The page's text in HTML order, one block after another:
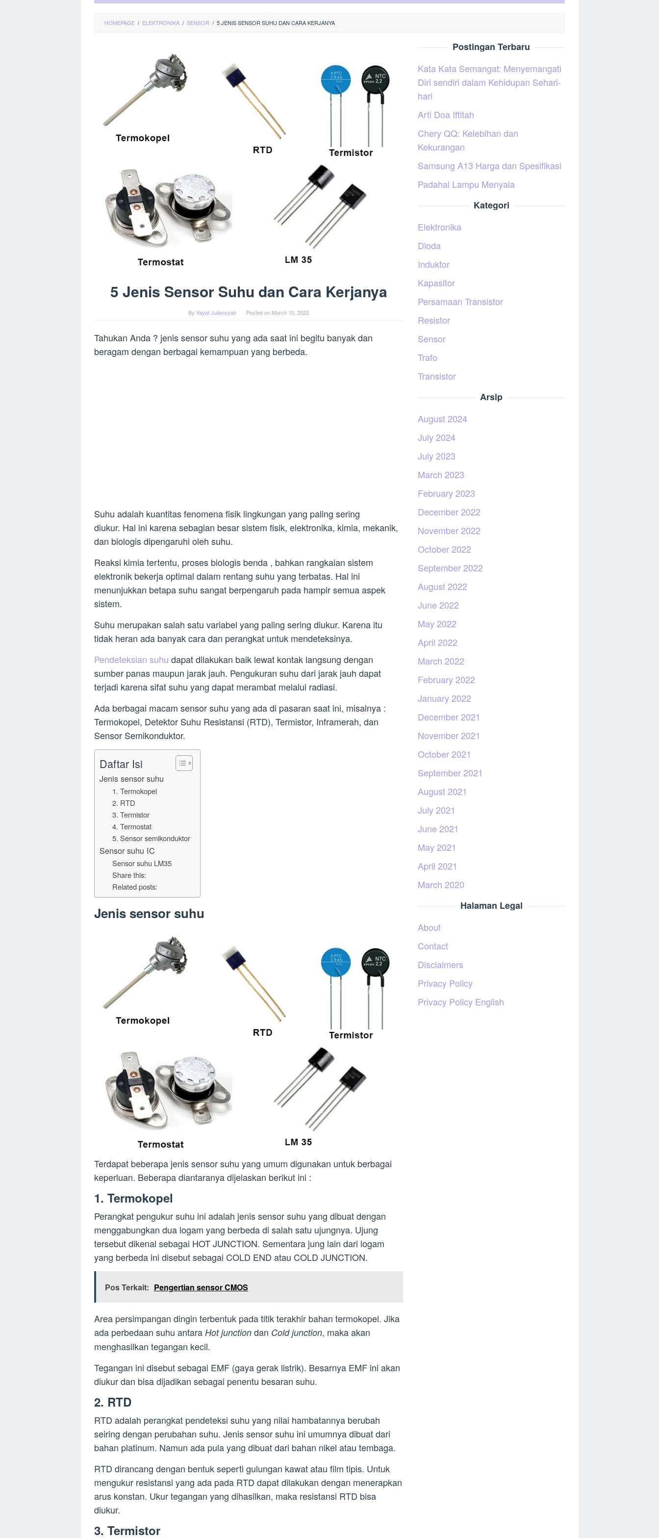
HOMEPAGE / ELEKTRONIKA / SENSOR / 5 JENIS SENSOR SUHU DAN CARA KERJANYA
5 Jenis Sensor Suhu dan Cara Kerjanya
By Yayat Juliansyah Posted on March 10, 2022
Tahukan Anda ? jenis sensor suhu yang ada saat ini begitu banyak dan
beragam dengan berbagai kemampuan yang berbeda.
Suhu adalah kuantitas fenomena fisik lingkungan yang paling sering
diukur. Hal ini karena sebagian besar sistem fisik, elektronika, kimia, mekanik,
dan biologis dipengaruhi oleh suhu.
Reaksi kimia tertentu, proses biologis benda , bahkan rangkaian sistem
elektronik bekerja optimal dalam rentang suhu yang terbatas. Hal ini
menunjukkan betapa suhu sangat berpengaruh pada hampir semua aspek
sistem.
Suhu merupakan salah satu variabel yang paling sering diukur. Karena itu
tidak heran ada banyak cara dan perangkat untuk mendeteksinya.
Pendeteksian suhu dapat dilakukan baik lewat kontak langsung dengan
sumber panas maupun jarak jauh. Pengukuran suhu dari jarak jauh dapat
terjadi karena sifat suhu yang dapat merambat melalui radiasi.
Ada berbagai macam sensor suhu yang ada di pasaran saat ini, misalnya :
Termokopel, Detektor Suhu Resistansi (RTD), Termistor, Inframerah, dan
Sensor Semikonduktor.
Daftar Isi
Jenis sensor suhu
1. Termokopel
2. RTD
3. Termistor
4. Termostat
5. Sensor semikonduktor
Sensor suhu IC
Sensor suhu LM35
Share this:
Related posts:
Jenis sensor suhu
Terdapat beberapa jenis sensor suhu yang umum digunakan untuk berbagai
keperluan. Beberapa diantaranya dijelaskan berikut ini :
1. Termokopel
Perangkat pengukur suhu ini adalah jenis sensor suhu yang dibuat dengan
menggabungkan dua logam yang berbeda di salah satu ujungnya. Ujung
tersebut dikenal sebagai HOT JUNCTION. Sementara jung lain dari logam
yang berbeda ini disebut sebagai COLD END atau COLD JUNCTION.
Pos Terkait: Pengertian sensor CMOS
Area persimpangan dingin terbentuk pada titik terakhir bahan termokopel. Jika
ada perbedaan suhu antara Hot junction dan Cold junction, maka akan
menghasilkan tegangan kecil.
Tegangan ini disebut sebagai EMF (gaya gerak listrik). Besarnya EMF ini akan
diukur dan bisa dijadikan sebagai penentu besaran suhu.
2. RTD
RTD adalah perangkat pendeteksi suhu yang nilai hambatannya berubah
seiring dengan perubahan suhu. Jenis sensor suhu ini umumnya dibuat dari
bahan platinum. Namun ada pula yang dibuat dari bahan nikel atau tembaga.
RTD dirancang dengan bentuk seperti gulungan kawat atau film tipis. Untuk
mengukur resistansi yang ada pada RTD dapat dilakukan dengan menerapkan
arus konstan. Ukur tegangan yang dihasilkan, maka resistansi RTD bisa
diukur.
3. Termistor
Postingan Terbaru
Kata Kata Semangat: Menyemangati
Diri sendiri dalam Kehidupan Sehari-
hari
Arti Doa Iftitah
Chery QQ: Kelebihan dan
Kekurangan
Samsung A13 Harga dan Spesifikasi
Padahal Lampu Menyala
Kategori
Elektronika
Dioda
Induktor
Kapasitor
Persamaan Transistor
Resistor
Sensor
Trafo
Transistor
Arsip
August 2024
July 2024
July 2023
March 2023
February 2023
December 2022
November 2022
October 2022
September 2022
August 2022
June 2022
May 2022
April 2022
March 2022
February 2022
January 2022
December 2021
November 2021
October 2021
September 2021
August 2021
July 2021
June 2021
May 2021
April 2021
March 2020
Halaman Legal
About
Contact
Disclaimers
Privacy Policy
Privacy Policy English